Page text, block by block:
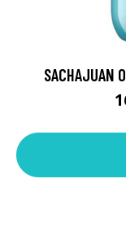
SACHAJUAN